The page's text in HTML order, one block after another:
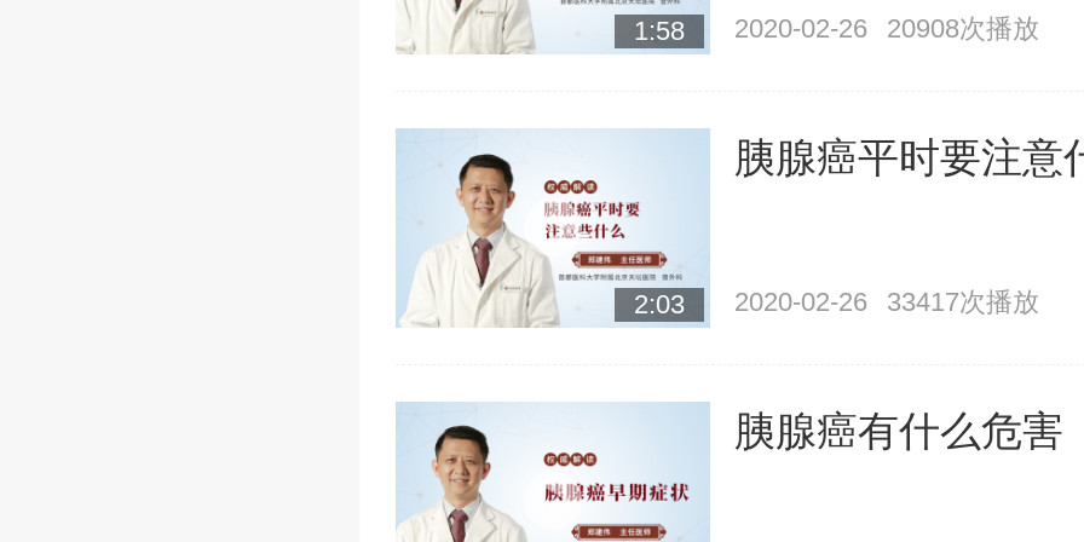
1:58 2020-02-26 20908次播放
2:03
胰腺癌平时要注意
2020-02-26 33417次播放
胰腺癌有什么危害